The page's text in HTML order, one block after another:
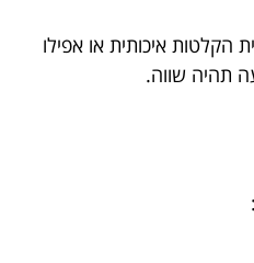
איכותית או אפילו
תהיה שווה.